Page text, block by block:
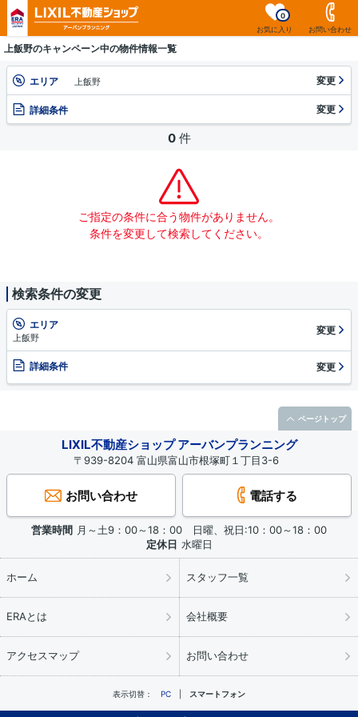
お気に入り
0
お問い合わせ
上飯野のキャンペーン中の物件情報一覧
エリア 上飯野 変更
詳細条件 変更
0 件
ご指定の条件に合う物件がありません。
条件を変更して検索してください。
検索条件の変更
エリア
上飯野
変更
詳細条件 変更
LIXIL不動産ショップ アーバンプランニング
〒939-8204 富山県富山市根塚町１丁目3-6
お問い合わせ 電話する
営業時間 月～土9：00～18：00 日曜、祝日:10：00～18：00
定休日 水曜日
ホーム スタッフ一覧
ERAとは 会社概要
アクセスマップ お問い合わせ
表示切替： PC スマートフォン
ページトップ